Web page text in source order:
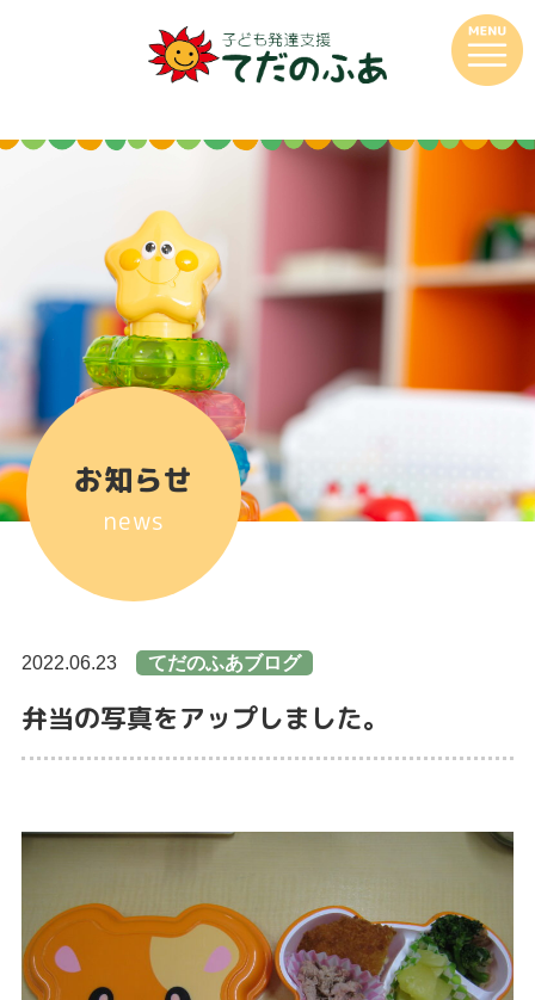
お知らせ
news
2022.06.23 てだのふあブログ
弁当の写真をアップしました。